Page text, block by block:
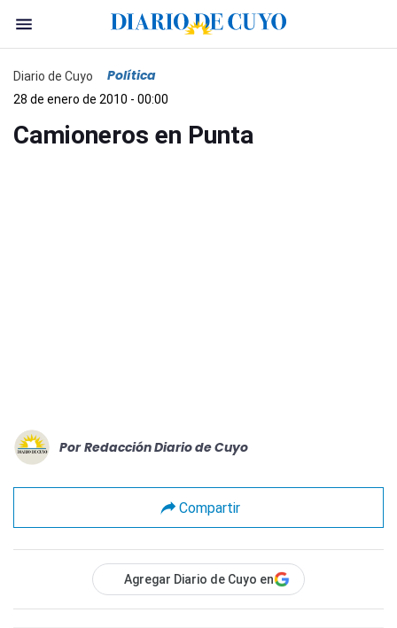
Diario de Cuyo Política
28 de enero de 2010 - 00:00
Camioneros en Punta
Por Redacción Diario de Cuyo
Compartir
Agregar Diario de Cuyo en